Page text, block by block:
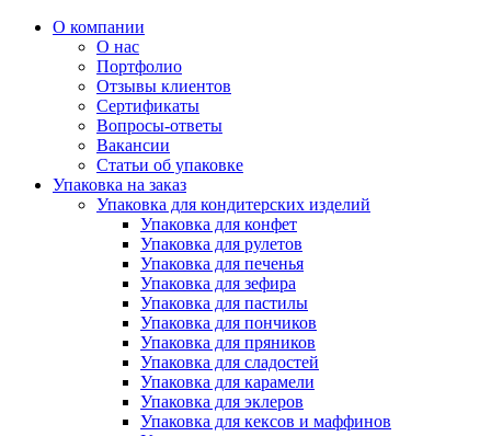
О компании
О нас
Портфолио
Отзывы клиентов
Сертификаты
Вопросы-ответы
Вакансии
Статьи об упаковке
Упаковка на заказ
Упаковка для кондитерских изделий
Упаковка для конфет
Упаковка для рулетов
Упаковка для печенья
Упаковка для зефира
Упаковка для пастилы
Упаковка для пончиков
Упаковка для пряников
Упаковка для сладостей
Упаковка для карамели
Упаковка для эклеров
Упаковка для кексов и маффинов